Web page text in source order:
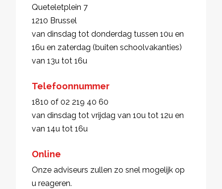
Queteletplein 7
1210 Brussel
van dinsdag tot donderdag tussen 10u en
16u en zaterdag (buiten schoolvakanties)
van 13u tot 16u
Telefoonnummer
1810 of 02 219 40 60
van dinsdag tot vrijdag van 10u tot 12u en
van 14u tot 16u
Online
Onze adviseurs zullen zo snel mogelijk op
u reageren.